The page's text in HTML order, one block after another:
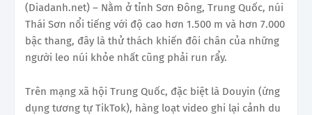
(Diadanh.net) – Nằm ở tỉnh Sơn Đông, Trung Quốc, núi
Thái Sơn nổi tiếng với độ cao hơn 1.500 m và hơn 7.000
bậc thang, đây là thử thách khiến đôi chân của những
người leo núi khỏe nhất cũng phải run rẩy.
Trên mạng xã hội Trung Quốc, đặc biệt là Douyin (ứng
dụng tương tự TikTok), hàng loạt video ghi lại cảnh du